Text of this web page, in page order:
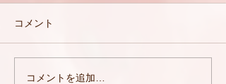
コメント
コメントを追加…